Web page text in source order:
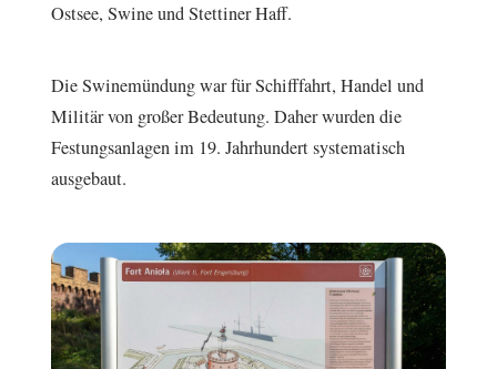
Ostsee, Swine und Stettiner Haff.
Die Swinemündung war für Schifffahrt, Handel und
Militär von großer Bedeutung. Daher wurden die
Festungsanlagen im 19. Jahrhundert systematisch
ausgebaut.